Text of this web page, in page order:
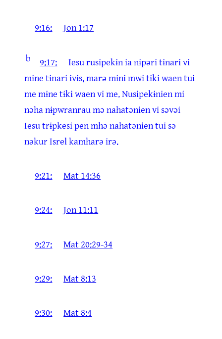
9:16: Jon 1:17
b 9:17:
Iesu rusipekɨn ia nɨpəri tɨnari vi
mɨne tɨnari ivɨs, marə mɨni mwi tɨki waen tui
me mɨne tɨki waen vi me. Nusipekɨnien mi
nəha nɨpwranrau mə nahatənien vi səvəi
Iesu trɨpkesi pen mhə nahatənien tui sə
nəkur Isrel kamharə irə.
9:21: Mat 14:36
9:24: Jon 11:11
9:27: Mat 20:29-34
9:29: Mat 8:13
9:30: Mat 8:4